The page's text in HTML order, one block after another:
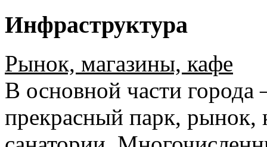
Инфраструктура
Рынок, магазины, кафе
В основной части города
прекрасный парк, рынок,